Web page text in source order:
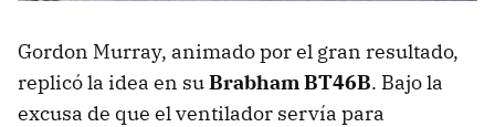
Gordon Murray, animado por el gran resultado,
replicó la idea en suBrabham BT46B. Bajo la
excusa de que el ventilador servía para